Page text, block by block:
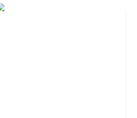
中文閱讀素養